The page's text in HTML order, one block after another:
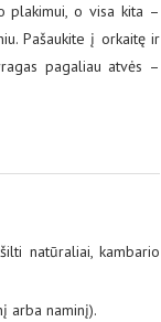
plakimui, o visa kita –
Pašaukite į orkaitę ir
pagaliau atvės –
natūraliai, kambario
arba naminį).